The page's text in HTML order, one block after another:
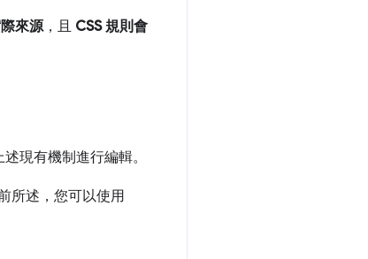
來源，且 CSS 規則會
現有機制進行編輯。
所述，您可以使用